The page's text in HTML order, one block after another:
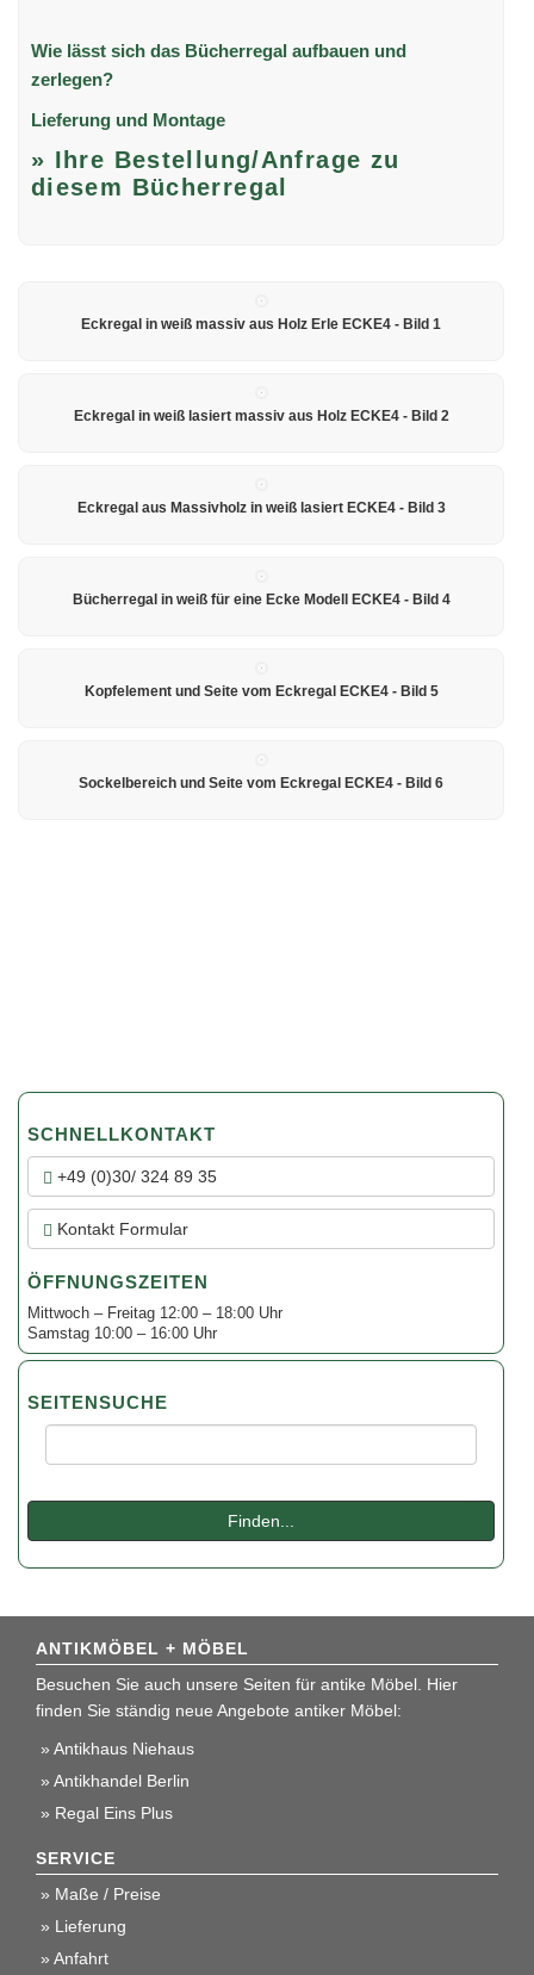
Wie lässt sich das Bücherregal aufbauen und
zerlegen?
Lieferung und Montage
» Ihre Bestellung/Anfrage zu
diesem Bücherregal
Eckregal in weiß massiv aus Holz Erle ECKE4 - Bild 1
Eckregal in weiß lasiert massiv aus Holz ECKE4 - Bild 2
Eckregal aus Massivholz in weiß lasiert ECKE4 - Bild 3
Bücherregal in weiß für eine Ecke Modell ECKE4 - Bild 4
Kopfelement und Seite vom Eckregal ECKE4 - Bild 5
Sockelbereich und Seite vom Eckregal ECKE4 - Bild 6
SCHNELLKONTAKT
+49 (0)30/ 324 89 35
Kontakt Formular
ÖFFNUNGSZEITEN
Mittwoch – Freitag 12:00 – 18:00 Uhr
Samstag 10:00 – 16:00 Uhr
SEITENSUCHE
Suche:
Finden...
ANTIKMÖBEL + MÖBEL
Besuchen Sie auch unsere Seiten für antike Möbel. Hier
finden Sie ständig neue Angebote antiker Möbel:
Antikhaus Niehaus
Antikhandel Berlin
Regal Eins Plus
SERVICE
Maße / Preise
Lieferung
Anfahrt